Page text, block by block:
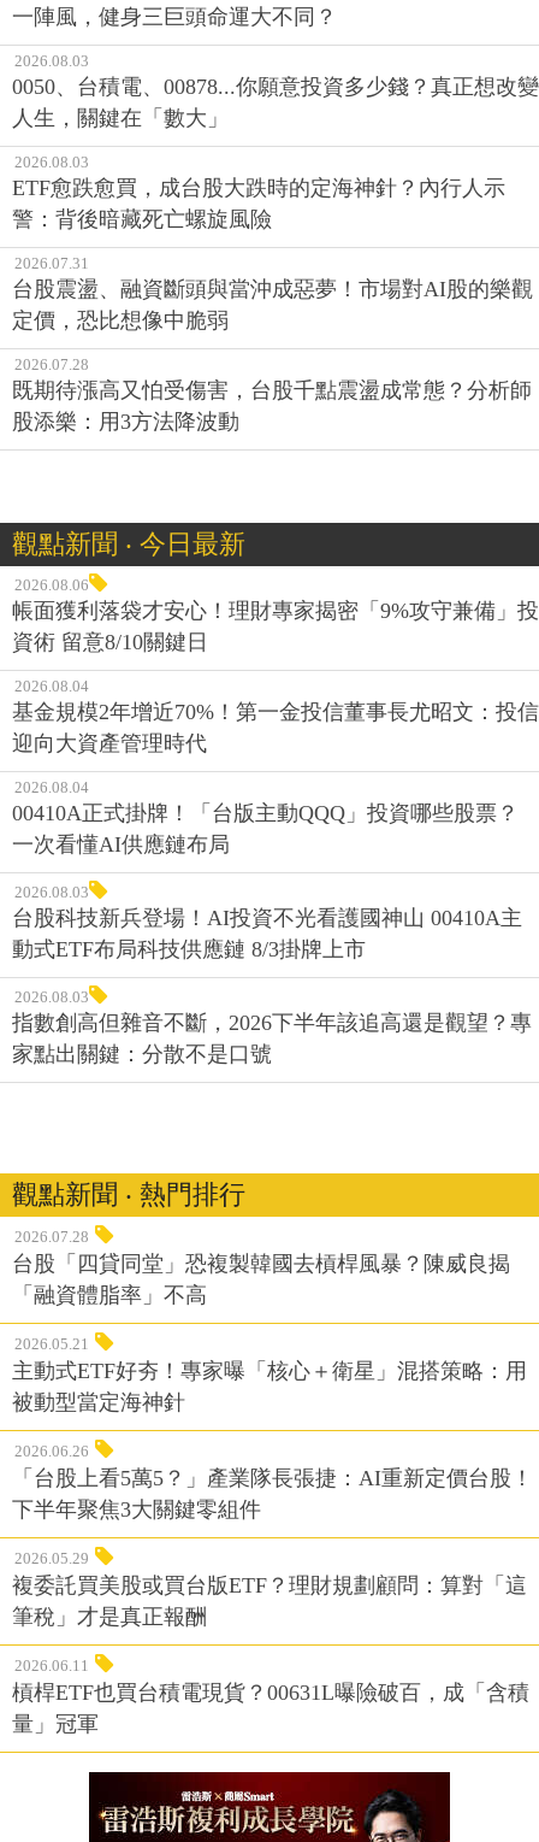
一陣風，健身三巨頭命運大不同？
2026.08.03
0050、台積電、00878...你願意投資多少錢？真正想改變
人生，關鍵在「數大」
2026.08.03
ETF愈跌愈買，成台股大跌時的定海神針？內行人示
警：背後暗藏死亡螺旋風險
2026.07.31
台股震盪、融資斷頭與當沖成惡夢！市場對AI股的樂觀
定價，恐比想像中脆弱
2026.07.28
既期待漲高又怕受傷害，台股千點震盪成常態？分析師
股添樂：用3方法降波動
觀點新聞 ‧ 今日最新
2026.08.06
帳面獲利落袋才安心！理財專家揭密「9%攻守兼備」投
資術 留意8/10關鍵日
2026.08.04
基金規模2年增近70%！第一金投信董事長尤昭文：投信
迎向大資產管理時代
2026.08.04
00410A正式掛牌！「台版主動QQQ」投資哪些股票？
一次看懂AI供應鏈布局
2026.08.03
台股科技新兵登場！AI投資不光看護國神山 00410A主
動式ETF布局科技供應鏈 8/3掛牌上市
2026.08.03
指數創高但雜音不斷，2026下半年該追高還是觀望？專
家點出關鍵：分散不是口號
觀點新聞 ‧ 熱門排行
2026.07.28
台股「四貸同堂」恐複製韓國去槓桿風暴？陳威良揭
「融資體脂率」不高
2026.05.21
主動式ETF好夯！專家曝「核心＋衛星」混搭策略：用
被動型當定海神針
2026.06.26
「台股上看5萬5？」產業隊長張捷：AI重新定價台股！
下半年聚焦3大關鍵零組件
2026.05.29
複委託買美股或買台版ETF？理財規劃顧問：算對「這
筆稅」才是真正報酬
2026.06.11
槓桿ETF也買台積電現貨？00631L曝險破百，成「含積
量」冠軍